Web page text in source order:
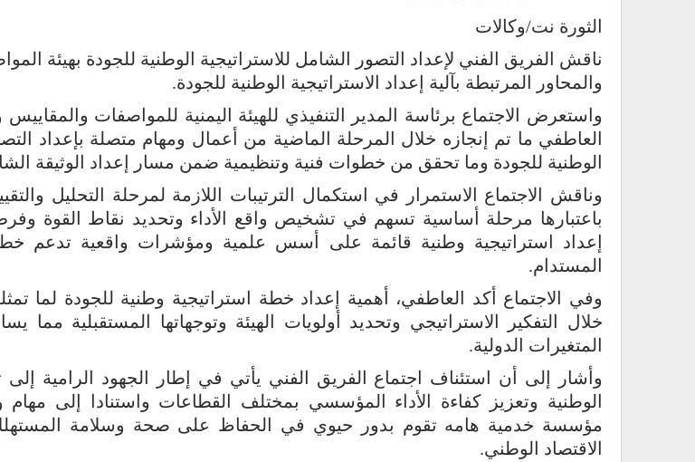
الثورة نت/وكالات
ناقش الفريق الفني لإعداد التصور الشامل للاستراتيجية الوطنية للجودة بهيئة
والمحاور المرتبطة بآلية إعداد الاستراتيجية الوطنية للجودة.
واستعرض الاجتماع برئاسة المدير التنفيذي للهيئة اليمنية للمواصفات
العاطفي ما تم إنجازه خلال المرحلة الماضية من أعمال ومهام متصلة بإعداد
الوطنية للجودة وما تحقق من خطوات فنية وتنظيمية ضمن مسار إعداد الوثيقة
وناقش الاجتماع الاستمرار في استكمال الترتيبات اللازمة لمرحلة التحليل
باعتبارها مرحلة أساسية تسهم في تشخيص واقع الأداء وتحديد نقاط القوة
إعداد استراتيجية وطنية قائمة على أسس علمية ومؤشرات واقعية تدعم
المستدام.
وفي الاجتماع أكد العاطفي، أهمية إعداد خطة استراتيجية وطنية للجودة لما
خلال التفكير الاستراتيجي وتحديد أولويات الهيئة وتوجهاتها المستقبلية مما
المتغيرات الدولية.
وأشار إلى أن استئناف اجتماع الفريق الفني يأتي في إطار الجهود الرامية
الوطنية وتعزيز كفاءة الأداء المؤسسي بمختلف القطاعات واستنادا إلى مهام
مؤسسة خدمية هامه تقوم بدور حيوي في الحفاظ على صحة وسلامة المستهلك
الاقتصاد الوطني.